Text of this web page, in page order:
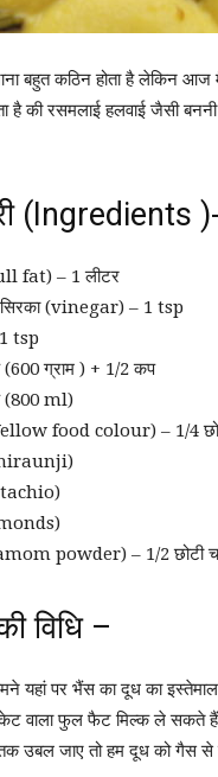
बहुत कठिन होता है लेकिन
है की रसमलाई हलवाई जैसी
(Ingredients )-
fat) – 1 लीटर
(vinegar) – 1 tsp
tsp
ग्राम ) + 1/2 कप
(800 ml)
food colour) – 1/4
powder) – 1/2 छोटी
विधि –
यहां पर भैंस का दूध का
वाला फुल फैट मिल्क ले सकते हैं
जाए तो हम दूध को गैस से